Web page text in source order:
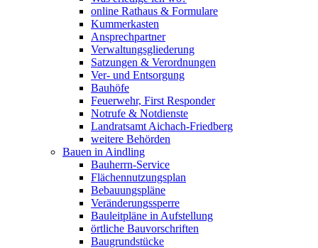
online Rathaus & Formulare
Kummerkasten
Ansprechpartner
Verwaltungsgliederung
Satzungen & Verordnungen
Ver- und Entsorgung
Bauhöfe
Feuerwehr, First Responder
Notrufe & Notdienste
Landratsamt Aichach-Friedberg
weitere Behörden
Bauen in Aindling
Bauherrn-Service
Flächennutzungsplan
Bebauungspläne
Veränderungssperre
Bauleitpläne in Aufstellung
örtliche Bauvorschriften
Baugrundstücke